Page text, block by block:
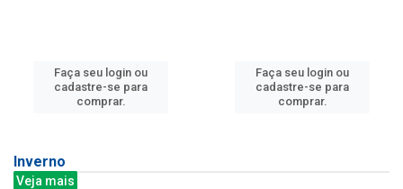
Faça seu login ou
cadastre-se para
comprar.
Faça seu login ou
cadastre-se para
comprar.
Inverno
Veja mais